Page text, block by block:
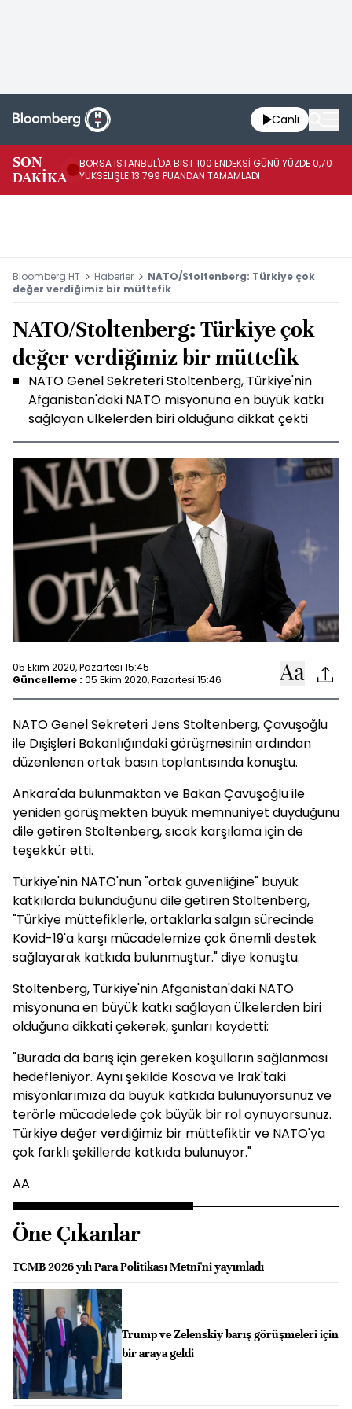
Canlı
SON
DAKİKA
BORSA İSTANBUL'DA BIST 100 ENDEKSİ GÜNÜ YÜZDE 0,70
YÜKSELİŞLE 13.799 PUANDAN TAMAMLADI
Bloomberg HT Haberler
NATO/Stoltenberg: Türkiye çok
değer verdiğimiz bir müttefik
NATO/Stoltenberg: Türkiye çok
değer verdiğimiz bir müttefik
NATO Genel Sekreteri Stoltenberg, Türkiye'nin
Afganistan'daki NATO misyonuna en büyük katkı
sağlayan ülkelerden biri olduğuna dikkat çekti
05 Ekim 2020, Pazartesi 15:45
Güncelleme : 05 Ekim 2020, Pazartesi 15:46
NATO Genel Sekreteri Jens Stoltenberg, Çavuşoğlu
ile Dışişleri Bakanlığındaki görüşmesinin ardından
düzenlenen ortak basın toplantısında konuştu.
Ankara'da bulunmaktan ve Bakan Çavuşoğlu ile
yeniden görüşmekten büyük memnuniyet duyduğunu
dile getiren Stoltenberg, sıcak karşılama için de
teşekkür etti.
Türkiye'nin NATO'nun "ortak güvenliğine" büyük
katkılarda bulunduğunu dile getiren Stoltenberg,
"Türkiye müttefiklerle, ortaklarla salgın sürecinde
Kovid-19'a karşı mücadelemize çok önemli destek
sağlayarak katkıda bulunmuştur." diye konuştu.
Stoltenberg, Türkiye'nin Afganistan'daki NATO
misyonuna en büyük katkı sağlayan ülkelerden biri
olduğuna dikkati çekerek, şunları kaydetti:
"Burada da barış için gereken koşulların sağlanması
hedefleniyor. Aynı şekilde Kosova ve Irak'taki
misyonlarımıza da büyük katkıda bulunuyorsunuz ve
terörle mücadelede çok büyük bir rol oynuyorsunuz.
Türkiye değer verdiğimiz bir müttefiktir ve NATO'ya
çok farklı şekillerde katkıda bulunuyor."
AA
Öne Çıkanlar
TCMB 2026 yılı Para Politikası Metni'ni yayımladı
Trump ve Zelenskiy barış görüşmeleri için
bir araya geldi